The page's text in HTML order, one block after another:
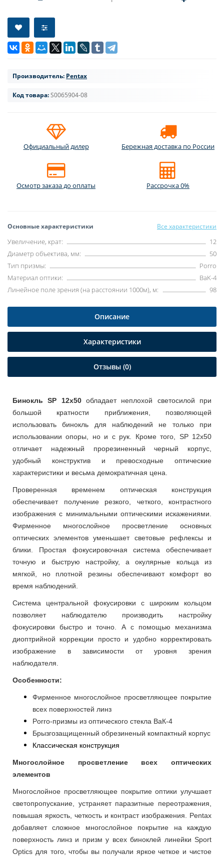
Производитель: Pentax
Код товара:S0065904-08
Официальный дилер Бережная доставка по России
Осмотр заказа до оплаты Рассрочка 0%
Основные характеристики Все характеристики
Увеличение, крат:
12
Диаметр объектива, мм:
50
Тип призмы:
Porro
Материал оптики:
BaK-4
Линейное поле зрения (на расстоянии 1000м), м:
98
Описание
Характеристики
Отзывы (0)
Бинокль SP 12х50обладает неплохой светосилой при
большой кратности приближения, позволяющей
использовать бинокль для наблюдений не только при
использовании опоры, но и с рук. Кроме того, SP 12х50
отличает надежный прорезиненный черный корпус,
удобный конструктив и превосходные оптические
характеристики и весьма демократичная цена.
Проверенная временем оптическая конструкция
обеспечивает получение резкого, четкого, контрастного
изображения с минимальными оптическими искажениями.
Фирменное многослойное просветление основных
оптических элементов уменьшает световые рефлексы и
блики. Простая фокусировочная система обеспечивает
точную и быструю настройку, а окулярные кольца из
мягкой, но плотной резины обеспечивают комфорт во
время наблюдений.
Система центральной фокусировки с широким кольцом
позволяет наблюдателю производить настройку
фокусировки быстро и точно. А с помощью механизма
диоптрийной коррекции просто и удобно корректировать
изображение в зависимости от уровня зрения
наблюдателя.
Особенности:
Фирменное многослойное просветляющее покрытие
всех поверхностей линз
Porro-призмы из оптического стекла ВаК-4
Брызгозащищенный обрезиненый компактный корпус
Классическая конструкция
Многослойное просветление всех оптических
элементов
Многослойное просветляющее покрытие оптики улучшает
светопропускание, устраняет паразитные переотражения,
повышая яркость, четкость и контраст изображения. Pentax
добавляет сложное многослойное покрытие на каждую
поверхность линз и призм у всех биноклей линейки Sport
Optics для того, чтобы вы получали яркое четкое и чистое